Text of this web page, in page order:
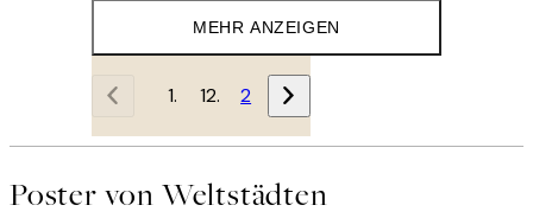
MEHR ANZEIGEN
1 2
Poster von Weltstädten